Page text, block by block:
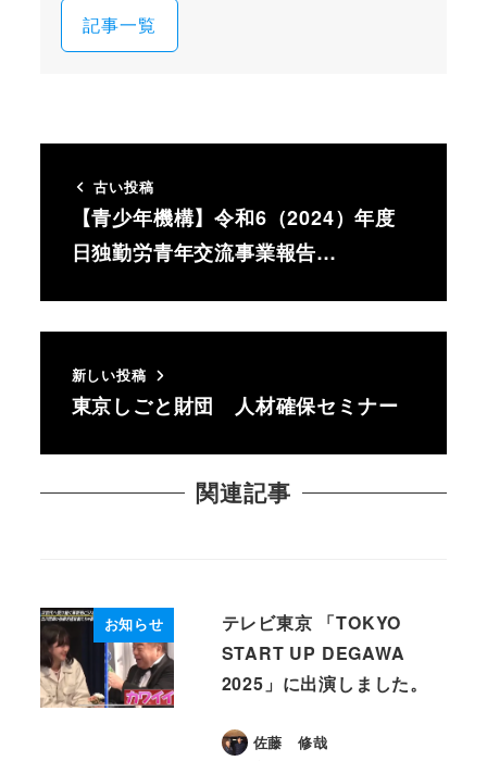
記事一覧
古い投稿
【青少年機構】令和6（2024）年度
日独勤労青年交流事業報告…
新しい投稿
東京しごと財団 人材確保セミナー
関連記事
お知らせ
テレビ東京 「TOKYO
START UP DEGAWA
2025」に出演しました。
佐藤 修哉